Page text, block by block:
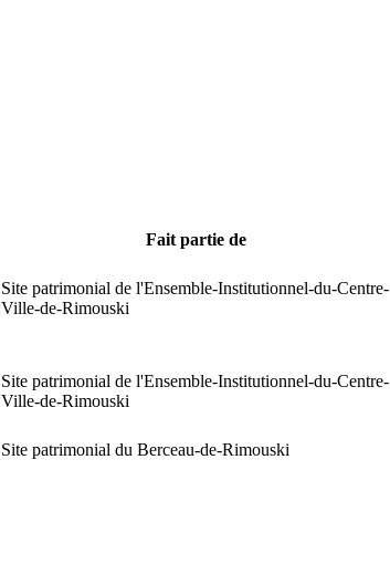
Fait partie de
Site patrimonial de l'Ensemble-Institutionnel-du-Centre-
Ville-de-Rimouski
Site patrimonial de l'Ensemble-Institutionnel-du-Centre-
Ville-de-Rimouski
Site patrimonial du Berceau-de-Rimouski